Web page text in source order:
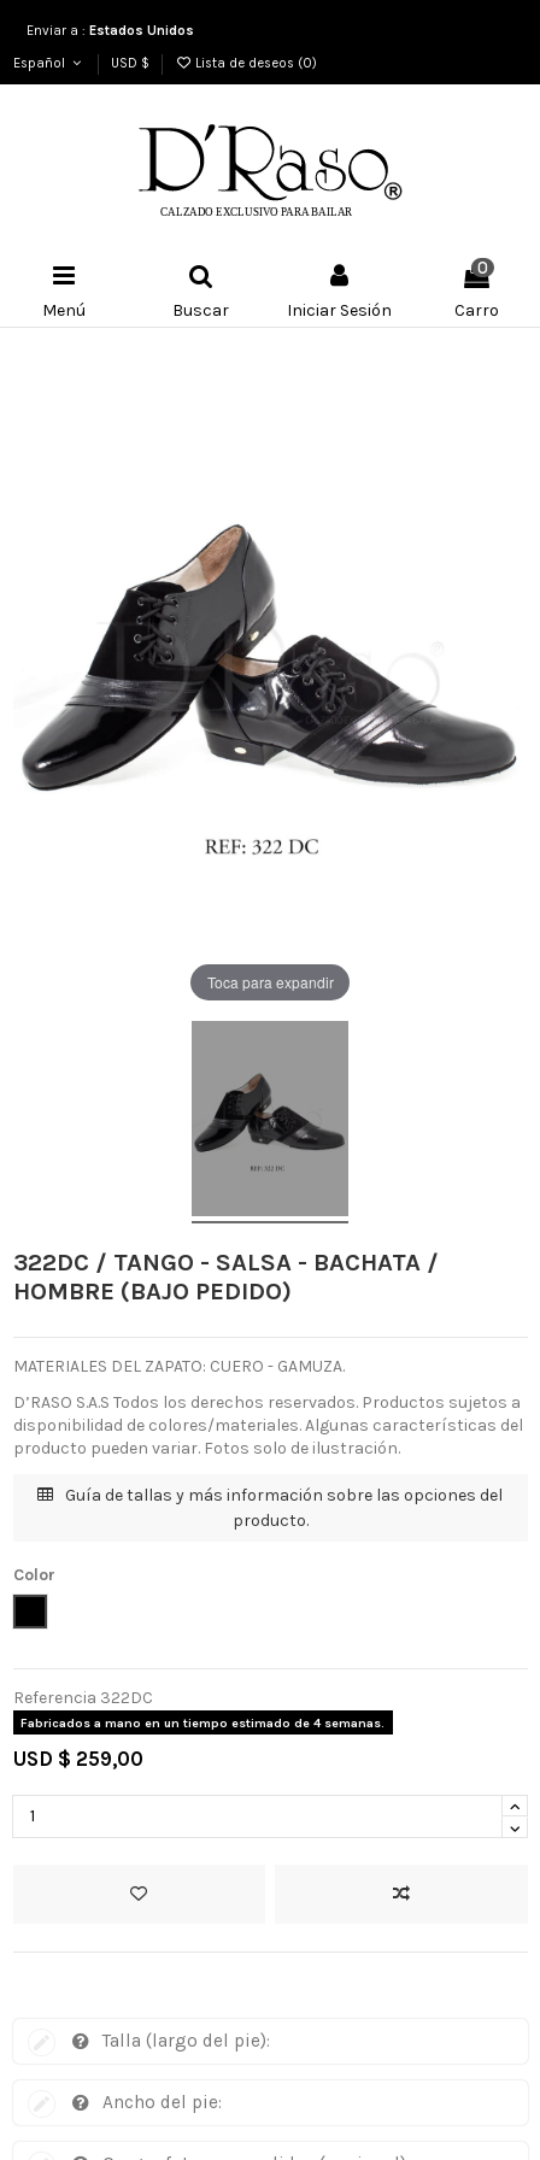
Enviar a : Estados Unidos
Español USD $ Lista de deseos (0)
Menú Buscar Iniciar Sesión
0
Carro
Toca para expandir
322DC / TANGO - SALSA - BACHATA /
HOMBRE (BAJO PEDIDO)
MATERIALES DEL ZAPATO: CUERO - GAMUZA.
D’RASO S.A.S Todos los derechos reservados. Productos sujetos a
disponibilidad de colores/materiales. Algunas características del
producto pueden variar. Fotos solo de ilustración.
Guía de tallas y más información sobre las opciones del
producto.
Color
Referencia 322DC
Fabricados a mano en un tiempo estimado de 4 semanas.
USD $ 259,00
Talla (largo del pie):
Ancho del pie: